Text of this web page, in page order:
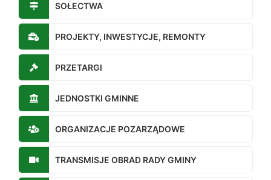
SOŁECTWA
PROJEKTY, INWESTYCJE, REMONTY
PRZETARGI
JEDNOSTKI GMINNE
ORGANIZACJE POZARZĄDOWE
TRANSMISJE OBRAD RADY GMINY